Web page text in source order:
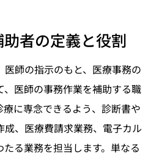
者の定義と役割
師の指示のもと、医療事務の
医師の事務作業を補助する職
に専念できるよう、診断書や
、医療費請求業務、電子カル
る業務を担当します。単なる